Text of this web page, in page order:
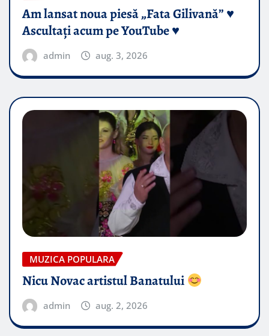
Am lansat noua piesă „Fata Gilivană” ♥️
Ascultați acum pe YouTube ♥️
admin aug. 3, 2026
MUZICA POPULARA
Nicu Novac artistul Banatului
admin aug. 2, 2026